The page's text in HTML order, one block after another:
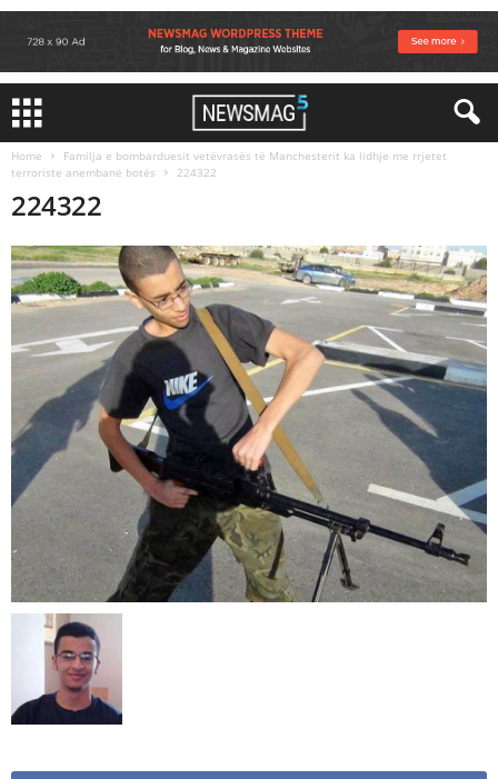
Home
Familja e bombarduesit vetëvrasës të Manchesterit ka lidhje me rrjetet
terroriste anembanë botës
224322
224322